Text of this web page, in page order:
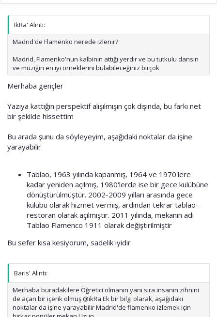
IkRa' Alıntı:
Madrid'de Flamenko nerede izlenir?
Madrid, Flamenko'nun kalbinin attığı yerdir ve bu tutkulu dansın
ve müziğin en iyi örneklerini bulabileceğiniz birçok
Merhaba gençler
Yazıya kattığın perspektif alışılmışın çok dışında, bu farkı net
bir şekilde hissettim
Bu arada şunu da söyleyeyim, aşağıdaki noktalar da işine
yarayabilir
Tablao, 1963 yılında kapanmış, 1964 ve 1970'lere
kadar yeniden açılmış, 1980'lerde ise bir gece kulübüne
dönüştürülmüştür. 2002-2009 yılları arasında gece
kulübü olarak hizmet vermiş, ardından tekrar tablao-
restoran olarak açılmıştır. 2011 yılında, mekanın adı
Tablao Flamenco 1911 olarak değiştirilmiştir
Bu sefer kısa kesiyorum, sadelik iyidir
Baris' Alıntı:
Merhaba buradakilere Öğretici olmanın yanı sıra insanın zihnini
de açan bir içerik olmuş @ikRa Ek bir bilgi olarak, aşağıdaki
noktalar da işine yarayabilir Madrid'de flamenko izlemek için